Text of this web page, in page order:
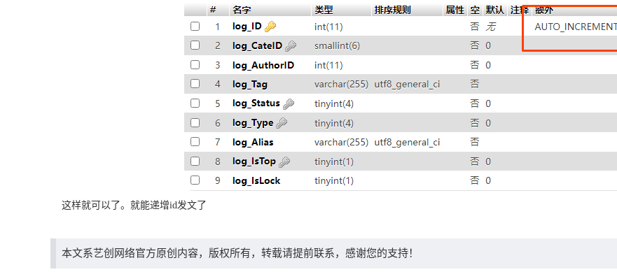
这样就可以了。就能递增id发文了
本文系艺创网络官方原创内容，版权所有，转载请提前联系，感谢您的支持！